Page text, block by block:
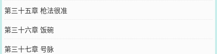
第三十五章 枪法很准
第三十六章 饭碗
第三十七章 号脉